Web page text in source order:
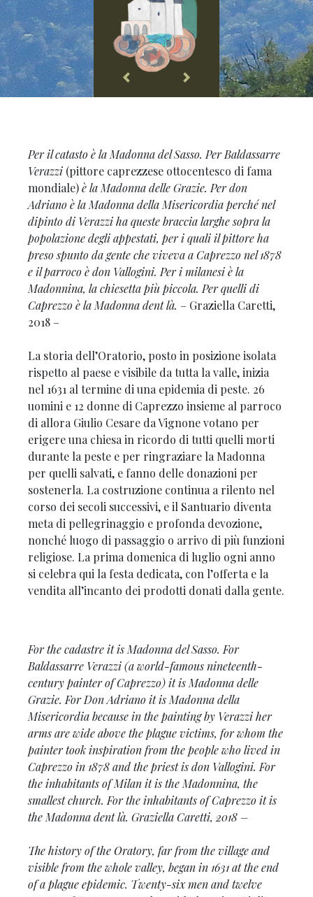
Per il catasto è la Madonna del Sasso. Per Baldassarre
Verazzi (pittore caprezzese ottocentesco di fama
mondiale)è la Madonna delle Grazie. Per don
Adriano è la Madonna della Misericordia perché nel
dipinto di Verazzi ha queste braccia larghe sopra la
popolazione degli appestati, per i quali il pittore ha
preso spunto da gente che viveva a Caprezzo nel 1878
e il parroco è don Vallogini. Per i milanesi è la
Madonnina, la chiesetta più piccola. Per quelli di
Caprezzo è la Madonna dent là. – Graziella Caretti,
2018 –
La storia dell’Oratorio, posto in posizione isolata
rispetto al paese e visibile da tutta la valle, inizia
nel 1631 al termine di una epidemia di peste. 26
uomini e 12 donne di Caprezzo insieme al parroco
di allora Giulio Cesare da Vignone votano per
erigere una chiesa in ricordo di tutti quelli morti
durante la peste e per ringraziare la Madonna
per quelli salvati, e fanno delle donazioni per
sostenerla. La costruzione continua a rilento nel
corso dei secoli successivi, e il Santuario diventa
meta di pellegrinaggio e profonda devozione,
nonché luogo di passaggio o arrivo di più funzioni
religiose. La prima domenica di luglio ogni anno
si celebra qui la festa dedicata, con l’offerta e la
vendita all’incanto dei prodotti donati dalla gente.
For the cadastre it is Madonna del Sasso. For
Baldassarre Verazzi(a world-famous nineteenth-
century painter of Caprezzo)it is Madonna delle
Grazie. For Don Adriano it is Madonna della
Misericordia because in the painting by Verazzi her
arms are wide above the plague victims, for whom the
painter took inspiration from the people who lived in
Caprezzo in 1878 and the priest is don Vallogini. For
the inhabitants of Milan it is the Madonnina, the
smallest church. For the inhabitants of Caprezzo it is
the Madonna dent là. Graziella Caretti, 2018 –
The history of the Oratory, far from the village and
visible from the whole valley, began in 1631 at the end
of a plague epidemic. Twenty-six men and twelve